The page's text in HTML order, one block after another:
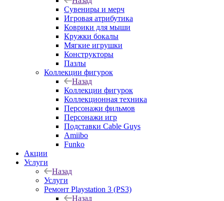
Сувениры и мерч
Игровая атрибутика
Коврики для мыши
Кружки бокалы
Мягкие игрушки
Конструкторы
Пазлы
Коллекции фигурок
Назад
Коллекции фигурок
Коллекционная техника
Персонажи фильмов
Персонажи игр
Подставки Cable Guys
Amiibo
Funko
Акции
Услуги
Назад
Услуги
Ремонт Playstation 3 (PS3)
Назад